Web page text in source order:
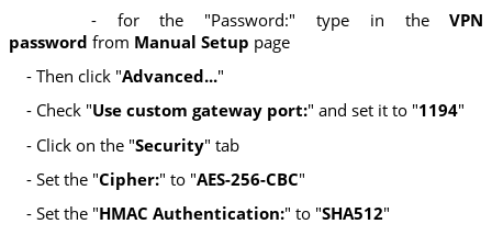
- for the "Password:" type in theVPN
password from Manual Setup page
- Then click "Advanced..."
- Check "Use custom gateway port:" and set it to "1194"
- Click on the "Security" tab
- Set the "Cipher:" to "AES-256-CBC"
- Set the "HMAC Authentication:" to "SHA512"